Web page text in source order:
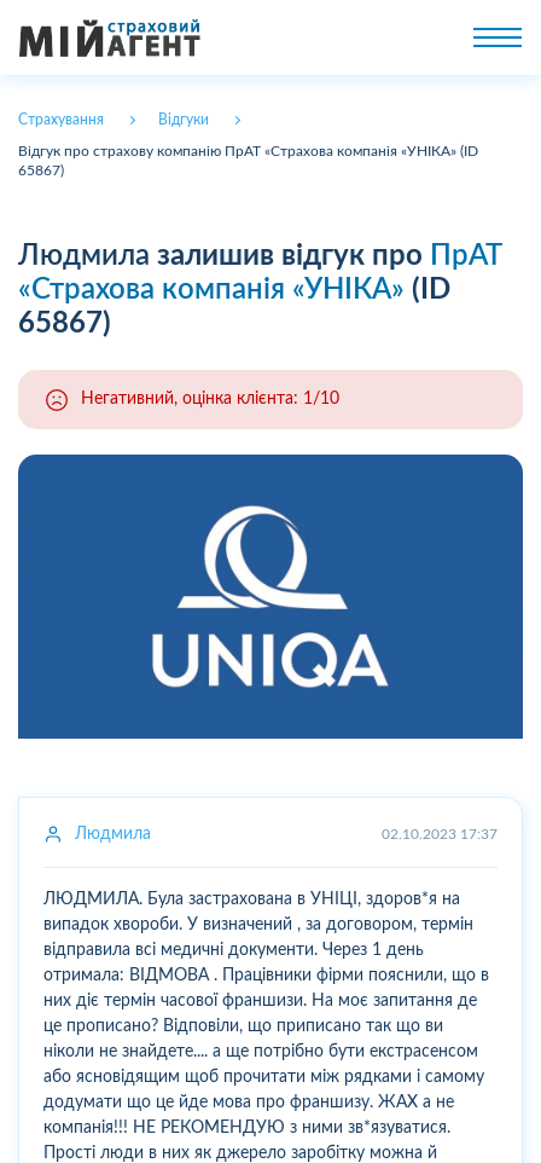
Страхування Відгуки
Відгук про страхову компанію ПрАТ «Страхова компанія «УНІКА» (ID
65867)
Людмила залишив відгук про
ПрАТ
«Страхова компанія «УНІКА» (ID
65867)
Негативний, оцінка клієнта: 1/10
Людмила 02.10.2023 17:37
ЛЮДМИЛА. Була застрахована в УНІЦІ, здоров*я на
випадок хвороби. У визначений , за договором, термін
відправила всі медичні документи. Через 1 день
отримала: ВІДМОВА . Працівники фірми пояснили, що в
них діє термін часової франшизи. На моє запитання де
це прописано? Відповіли, що приписано так що ви
ніколи не знайдете.... а ще потрібно бути екстрасенсом
або ясновідящим щоб прочитати між рядками і самому
додумати що це йде мова про франшизу. ЖАХ а не
компанія!!! НЕ РЕКОМЕНДУЮ з ними зв*язуватися.
Прості люди в них як джерело заробітку можна й